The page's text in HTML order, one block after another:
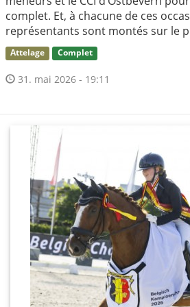
complet. Et, à chacune de ces
représentants sont montés sur le
Attelage Complet
31. mai 2026 - 19:11